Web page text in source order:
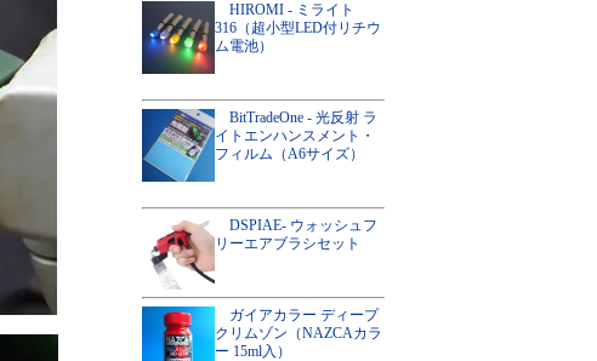
HIROMI - ミライト
316（超小型LED付リチウ
ム電池）
BitTradeOne - 光反射 ラ
イトエンハンスメント・
フィルム（A6サイズ）
DSPIAE- ウォッシュフ
リーエアブラシセット
ガイアカラー ディープ
クリムゾン（NAZCAカラ
ー 15ml入）